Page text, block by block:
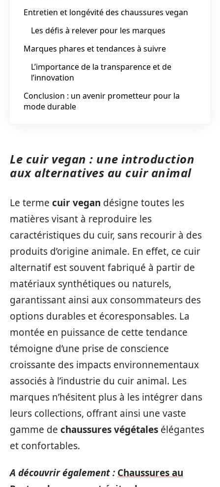
Entretien et longévité des chaussures vegan
Les défis à relever pour les marques
Marques phares et tendances à suivre
L’importance de la transparence et de
l’innovation
Conclusion : un avenir prometteur pour la
mode durable
Le cuir vegan : une introduction
aux alternatives au cuir animal
Le terme cuir vegan désigne toutes les
matières visant à reproduire les
caractéristiques du cuir, sans recourir à des
produits d’origine animale. En effet, ce cuir
alternatif est souvent fabriqué à partir de
matériaux synthétiques ou naturels,
garantissant ainsi aux consommateurs des
options durables et écoresponsables. La
montée en puissance de cette tendance
témoigne d’une prise de conscience
croissante des impacts environnementaux
associés à l’industrie du cuir animal. Les
marques n’hésitent plus à les intégrer dans
leurs collections, offrant ainsi une vaste
gamme de chaussures végétales élégantes
et confortables.
A découvrir également : Chaussures au